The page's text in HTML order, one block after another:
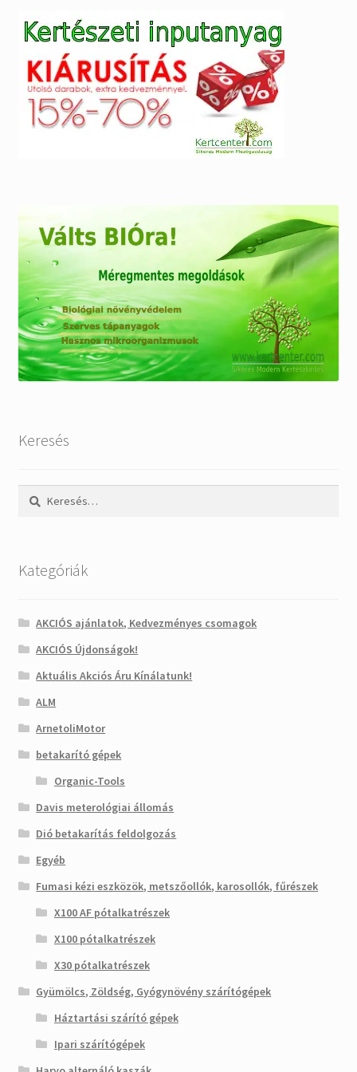
Keresés
Keresés:
Kategóriák
AKCIÓS ajánlatok, Kedvezményes csomagok
AKCIÓS Újdonságok!
Aktuális Akciós Áru Kínálatunk!
ALM
ArnetoliMotor
betakarító gépek
Organic-Tools
Davis meterológiai állomás
Dió betakarítás feldolgozás
Egyéb
Fumasi kézi eszközök, metszőollók, karosollók, fűrészek
X100 AF pótalkatrészek
X100 pótalkatrészek
X30 pótalkatrészek
Gyümölcs, Zöldség, Gyógynövény szárítógépek
Háztartási szárító gépek
Ipari szárítógépek